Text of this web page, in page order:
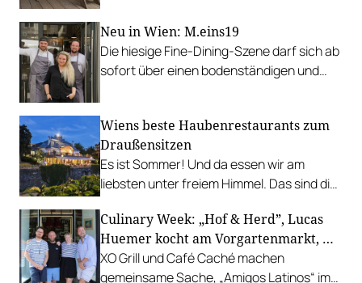
Neu in Wien: M.eins19
Die hiesige Fine-Dining-Szene darf sich ab
sofort über einen bodenständigen und
Wiens beste Haubenrestaurants zum
Draußensitzen
Es ist Sommer! Und da essen wir am
liebsten unter freiem Himmel. Das sind die
Gastgarten.
Culinary Week: „Hof & Herd”, Lucas
Huemer kocht am Vorgartenmarkt, …
XO Grill und Café Caché machen
gemeinsame Sache, „Amigos Latinos“ im